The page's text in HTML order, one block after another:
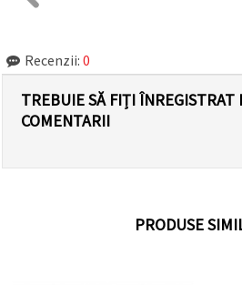
Recenzii: 0
TREBUIE SĂ FIȚI ÎNREGISTRAT
COMENTARII
PRODUSE